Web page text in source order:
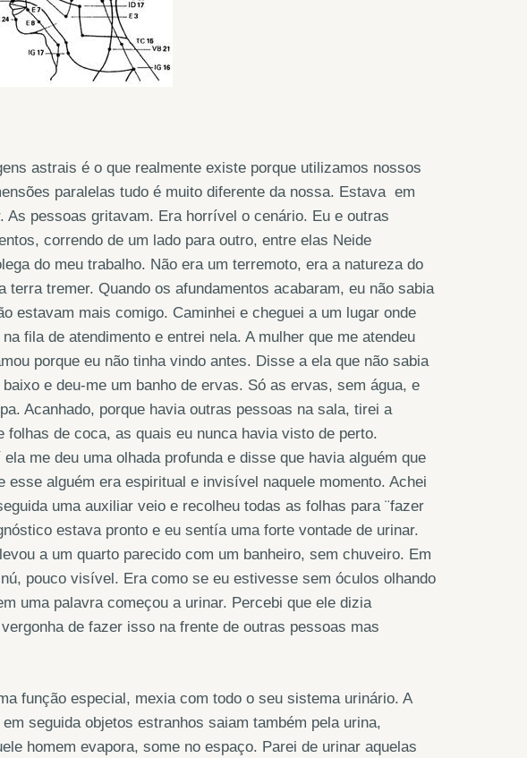
astrais é o que realmente existe porque utilizamos nossos
paralelas tudo é muito diferente da nossa. Estava em
As pessoas gritavam. Era horrível o cenário. Eu e outras
correndo de um lado para outro, entre elas Neide
do meu trabalho. Não era um terremoto, era a natureza do
terra tremer. Quando os afundamentos acabaram, eu não sabia
estavam mais comigo. Caminhei e cheguei a um lugar onde
fila de atendimento e entrei nela. A mulher que me atendeu
porque eu não tinha vindo antes. Disse a ela que não sabia
e deu-me um banho de ervas. Só as ervas, sem água, e
Acanhado, porque havia outras pessoas na sala, tirei a
folhas de coca, as quais eu nunca havia visto de perto.
me deu uma olhada profunda e disse que havia alguém que
esse alguém era espiritual e invisível naquele momento. Achei
uma auxiliar veio e recolheu todas as folhas para ¨fazer
estava pronto e eu sentía uma forte vontade de urinar.
a um quarto parecido com um banheiro, sem chuveiro. Em
pouco visível. Era como se eu estivesse sem óculos olhando
uma palavra começou a urinar. Percebi que ele dizia
de fazer isso na frente de outras pessoas mas
função especial, mexia com todo o seu sistema urinário. A
seguida objetos estranhos saiam também pela urina,
homem evapora, some no espaço. Parei de urinar aquelas